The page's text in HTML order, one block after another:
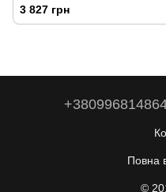
3 827 грн
Повна
©